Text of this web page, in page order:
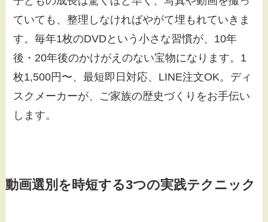
ていても、整理しなければやがて埋もれていきま
す。毎年1枚のDVDという小さな習慣が、10年
後・20年後のかけがえのない宝物になります。1
枚1,500円〜、最短即日対応、LINE注文OK。ディ
スクメーカーが、ご家族の歴史づくりをお手伝い
します。
動画選別を時短する3つの実践テクニック